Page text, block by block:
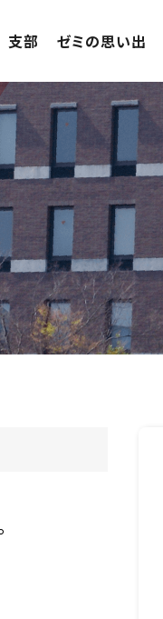
支部 ゼミの思い出